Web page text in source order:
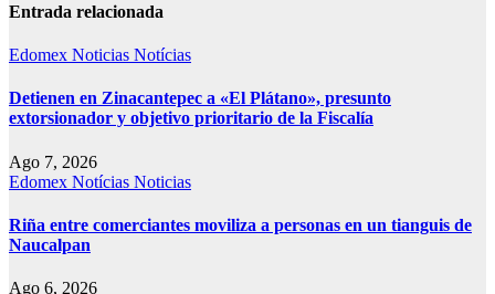
Entrada relacionada
Edomex Noticias Notícias
Detienen en Zinacantepec a «El Plátano», presunto
extorsionador y objetivo prioritario de la Fiscalía
Ago 7, 2026
Edomex Notícias Noticias
Riña entre comerciantes moviliza a personas en un tianguis de
Naucalpan
Ago 6, 2026